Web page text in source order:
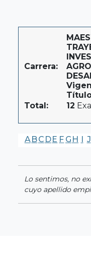
Carrera:
Total:
12
A BC DE F G H I J
Lo sentimos, no
cuyo apellido